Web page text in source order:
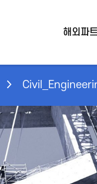
해외파